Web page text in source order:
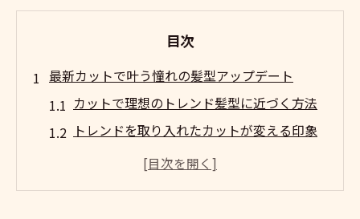
目次
最新カットで叶う憧れの髪型アップデート
カットで理想のトレンド髪型に近づく方法
トレンドを取り入れたカットが変える印象